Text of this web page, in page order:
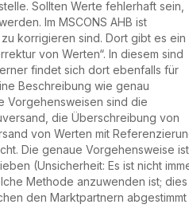
Sollten Werte fehlerhaft sein,
Im MSCONS AHB ist
korrigieren sind. Dort gibt es ein
von Werten“. In diesem sind
findet sich dort ebenfalls für
Beschreibung wie genau
Vorgehensweisen sind die
die Überschreibung von
von Werten mit
Die genaue Vorgehensweise ist
(Unsicherheit: Es ist nicht
Methode anzuwenden ist; dies
den Marktpartnern abgestimmt